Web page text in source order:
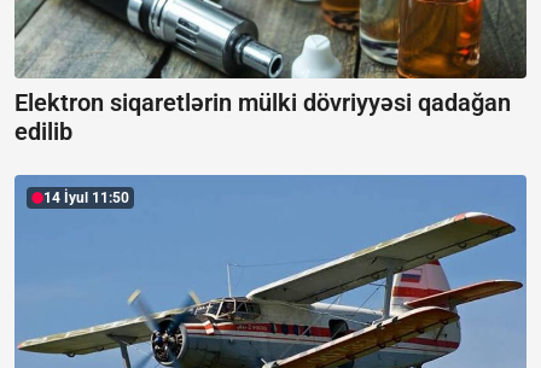
Elektron siqaretlərin mülki dövriyyəsi qadağan
edilib
14 İyul 11:50